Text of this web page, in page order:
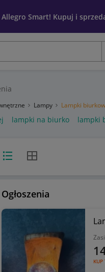
Allegro Smart! Kupuj i
Lampy Lampki
lampki na biurko lampki
Widok listyWidok siatki
Ogłoszenia
KUP